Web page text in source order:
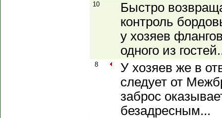
10
Быстро
контроль
у хозяев
одного из
8
У хозяев же в
следует от
заброс
безадресным...